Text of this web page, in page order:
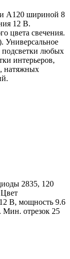
A120 шириной 8
12 В.
цвета свечения.
Универсальное
подсветки любых
интерьеров,
натяжных
2835, 120
В, мощность 9.6
отрезок 25